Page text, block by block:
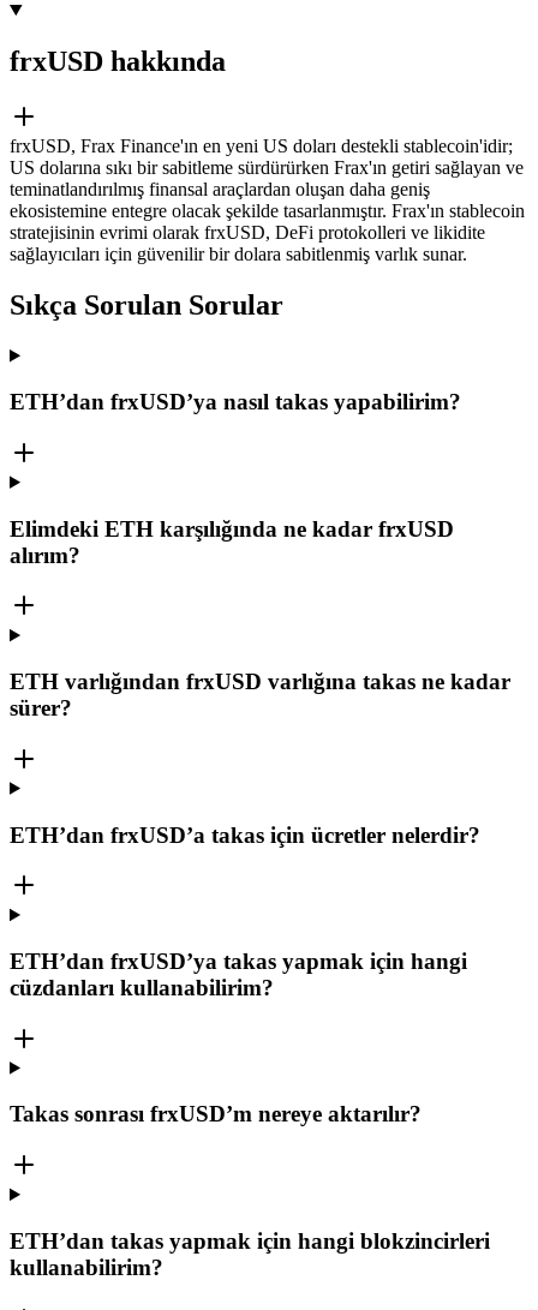
frxUSD hakkında
frxUSD, Frax Finance'ın en yeni US doları destekli stablecoin'idir;
US dolarına sıkı bir sabitleme sürdürürken Frax'ın getiri sağlayan ve
teminatlandırılmış finansal araçlardan oluşan daha geniş
ekosistemine entegre olacak şekilde tasarlanmıştır. Frax'ın stablecoin
stratejisinin evrimi olarak frxUSD, DeFi protokolleri ve likidite
sağlayıcıları için güvenilir bir dolara sabitlenmiş varlık sunar.
Sıkça Sorulan Sorular
ETH’dan frxUSD’ya nasıl takas yapabilirim?
Elimdeki ETH karşılığında ne kadar frxUSD
alırım?
ETH varlığından frxUSD varlığına takas ne kadar
sürer?
ETH’dan frxUSD’a takas için ücretler nelerdir?
ETH’dan frxUSD’ya takas yapmak için hangi
cüzdanları kullanabilirim?
Takas sonrası frxUSD’m nereye aktarılır?
ETH’dan takas yapmak için hangi blokzincirleri
kullanabilirim?